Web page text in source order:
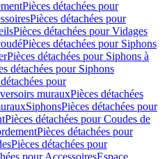
Pièces détachées pour
Pièces détachées pour
Pièces détachées pour Vidages
Pièces détachées pour Siphons
Pièces détachées pour Siphons à
détachées pour Siphons
pour
murauxPièces détachées
SiphonsPièces détachées pour
Pièces détachées pour Coudes de
Pièces détachées pour
Pièces détachées pour
pour AccessoiresEspace